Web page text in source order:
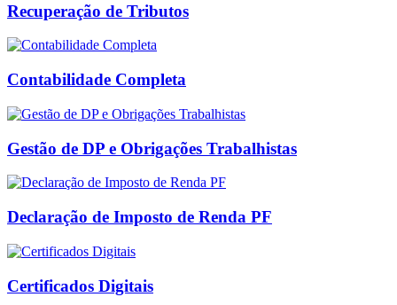
Recuperação de Tributos
Contabilidade Completa
Gestão de DP e Obrigações Trabalhistas
Declaração de Imposto de Renda PF
Certificados Digitais